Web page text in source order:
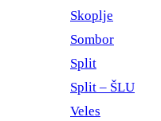
Skoplje
Sombor
Split
Split – ŠLU
Veles